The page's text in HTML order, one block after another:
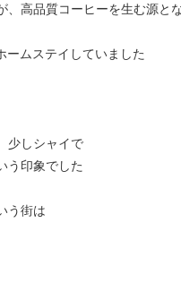
、高品質コーヒーを生む源と
ムステイしていました
少しシャイで
う印象でした
う街は